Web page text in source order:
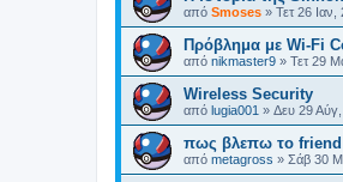
από Smoses » Τετ 26
Πρόβλημα με Wi-Fi
από nikmaster9 » Τετ 29
Wireless Security
από lugia001 » Δευ 29
πως βλεπω το
από metagross » Σάβ 30